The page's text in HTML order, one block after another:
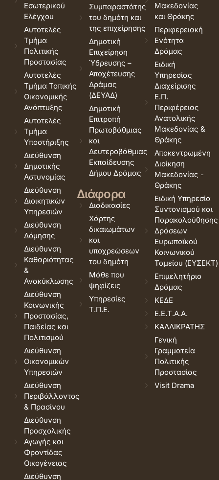
Εσωτερικού
Ελέγχου
Αυτοτελές
Τμήμα
Πολιτικής
Προστασίας
Αυτοτελές
Τμήμα Τοπικής
Οικονομικής
Ανάπτυξης
Αυτοτελές
Τμήμα
Υποστήριξης
Διεύθυνση
Δημοτικής
Αστυνομίας
Διεύθυνση
Διοικητικών
Υπηρεσιών
Διεύθυνση
Δόμησης
Διεύθυνση
Καθαριότητας
&
Ανακύκλωσης
Διεύθυνση
Κοινωνικής
Προστασίας,
Παιδείας και
Πολιτισμού
Διεύθυνση
Οικονομικών
Υπηρεσιών
Διεύθυνση
Περιβάλλοντος
& Πρασίνου
Διεύθυνση
Προσχολικής
Αγωγής και
Φροντίδας
Οικογένειας
Διεύθυνση
Συμπαραστάτης
του δημότη και
της επιχείρησης
Δημοτική
Επιχείρηση
Ύδρευσης –
Αποχέτευσης
Δράμας
(ΔΕΥΑΔ)
Δημοτική
Επιτροπή
Πρωτοβάθμιας
και
Δευτεροβάθμιας
Εκπαίδευσης
Δήμου Δράμας
Διάφορα
Διαδικασίες
Χάρτης
δικαιωμάτων
και
υποχρεώσεων
του δημότη
Μάθε που
ψηφίζεις
Υπηρεσίες
Τ.Π.Ε.
Μακεδονίας
και Θράκης
Περιφερειακή
Ενότητα
Δράμας
Ειδική
Υπηρεσίας
Διαχείρισης
Ε.Π.
Περιφέρειας
Ανατολικής
Μακεδονίας &
Θράκης
Αποκεντρωμένη
Διοίκηση
Μακεδονίας -
Θράκης
Ειδική Υπηρεσία
Συντονισμού και
Παρακολούθησης
Δράσεων
Ευρωπαϊκού
Κοινωνικού
Ταμείου (ΕΥΣΕΚΤ)
Επιμελητήριο
Δράμας
ΚΕΔΕ
Ε.Ε.Τ.Α.Α.
ΚΑΛΛΙΚΡΑΤΗΣ
Γενική
Γραμματεία
Πολιτικής
Προστασίας
Visit Drama